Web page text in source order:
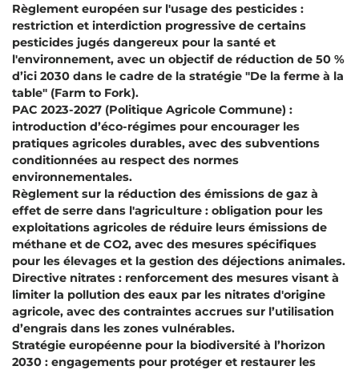
Règlement européen sur l'usage des pesticides :
restriction et interdiction progressive de certains
pesticides jugés dangereux pour la santé et
l'environnement, avec un objectif de réduction de 50 %
d’ici 2030 dans le cadre de la stratégie "De la ferme à la
table" (Farm to Fork).
PAC 2023-2027 (Politique Agricole Commune) :
introduction d’éco-régimes pour encourager les
pratiques agricoles durables, avec des subventions
conditionnées au respect des normes
environnementales.
Règlement sur la réduction des émissions de gaz à
effet de serre dans l'agriculture : obligation pour les
exploitations agricoles de réduire leurs émissions de
méthane et de CO2, avec des mesures spécifiques
pour les élevages et la gestion des déjections animales.
Directive nitrates : renforcement des mesures visant à
limiter la pollution des eaux par les nitrates d'origine
agricole, avec des contraintes accrues sur l’utilisation
d’engrais dans les zones vulnérables.
Stratégie européenne pour la biodiversité à l’horizon
2030 : engagements pour protéger et restaurer les